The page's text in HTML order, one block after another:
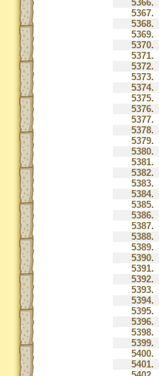
5366.
5367.
5368.
5369.
5370.
5371.
5372.
5373.
5374.
5375.
5376.
5377.
5378.
5379.
5380.
5381.
5382.
5383.
5384.
5385.
5386.
5387.
5388.
5389.
5390.
5391.
5392.
5393.
5394.
5395.
5396.
5398.
5399.
5400.
5401.